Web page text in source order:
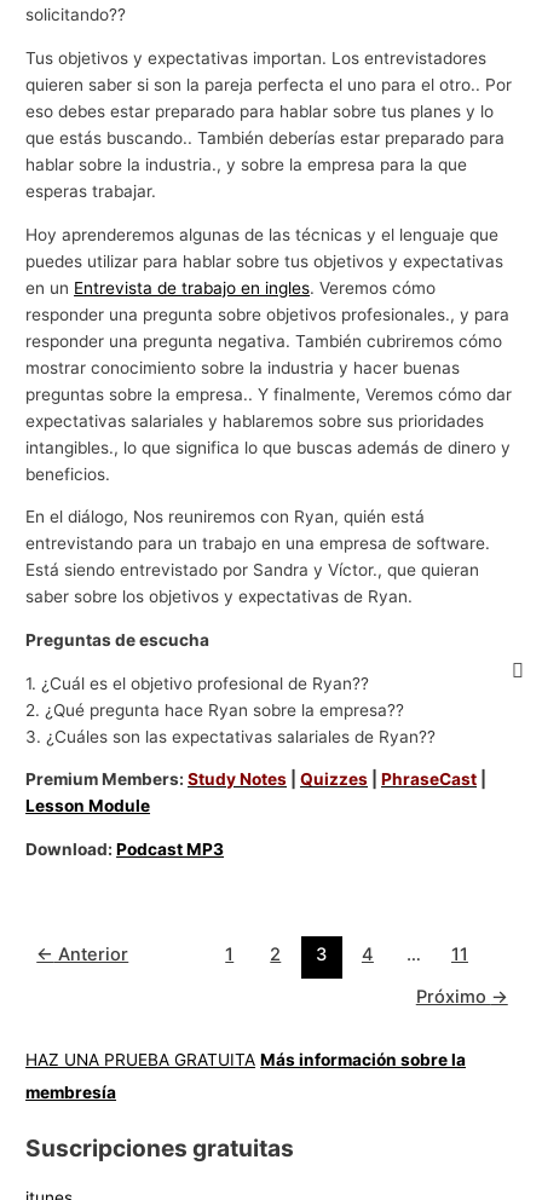
solicitando??
Tus objetivos y expectativas importan. Los entrevistadores
quieren saber si son la pareja perfecta el uno para el otro.. Por
eso debes estar preparado para hablar sobre tus planes y lo
que estás buscando.. También deberías estar preparado para
hablar sobre la industria., y sobre la empresa para la que
esperas trabajar.
Hoy aprenderemos algunas de las técnicas y el lenguaje que
puedes utilizar para hablar sobre tus objetivos y expectativas
en un Entrevista de trabajo en ingles. Veremos cómo
responder una pregunta sobre objetivos profesionales., y para
responder una pregunta negativa. También cubriremos cómo
mostrar conocimiento sobre la industria y hacer buenas
preguntas sobre la empresa.. Y finalmente, Veremos cómo dar
expectativas salariales y hablaremos sobre sus prioridades
intangibles., lo que significa lo que buscas además de dinero y
beneficios.
En el diálogo, Nos reuniremos con Ryan, quién está
entrevistando para un trabajo en una empresa de software.
Está siendo entrevistado por Sandra y Víctor., que quieran
saber sobre los objetivos y expectativas de Ryan.
Preguntas de escucha
1. ¿Cuál es el objetivo profesional de Ryan??
2. ¿Qué pregunta hace Ryan sobre la empresa??
3. ¿Cuáles son las expectativas salariales de Ryan??
Premium Members:Study Notes |Quizzes |PhraseCast
Lesson Module
Download:Podcast MP3
← Anterior 1 2 3 4 …
11
Próximo →
HAZ UNA PRUEBA GRATUITA Más información sobre la
membresía
Suscripciones gratuitas